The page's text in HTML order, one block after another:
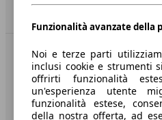
Benvenuti su AutoScout24, il
Società
Funzionalità avanzate della
Noi e terze parti
inclusi cookie e strumenti
offrirti funzionalità
un'esperienza utente
funzionalità estese,
della nostra offerta, ad